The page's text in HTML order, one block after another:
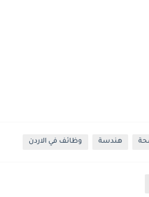
هندسة وظائف في الاردن